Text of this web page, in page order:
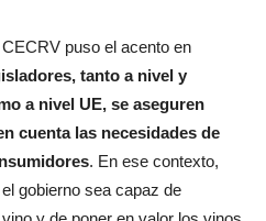
puso el acento en
tanto a nivel y
a nivel UE, se aseguren
cuenta las necesidades de
. En ese contexto,
gobierno sea capaz de